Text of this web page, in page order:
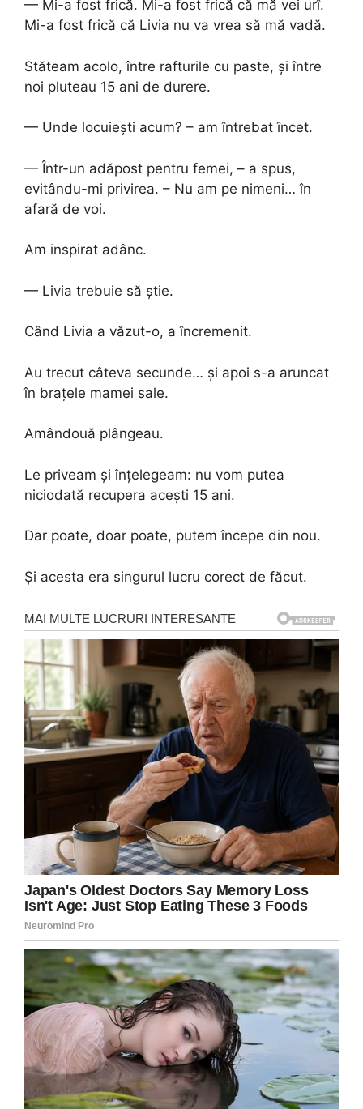
— Mi-a fost frică. Mi-a fost frică că mă vei urî.
Mi-a fost frică că Livia nu va vrea să mă vadă.
Stăteam acolo, între rafturile cu paste, și între
noi pluteau 15 ani de durere.
— Unde locuiești acum? – am întrebat încet.
— Într-un adăpost pentru femei, – a spus,
evitându-mi privirea. – Nu am pe nimeni… în
afară de voi.
Am inspirat adânc.
— Livia trebuie să știe.
Când Livia a văzut-o, a încremenit.
Au trecut câteva secunde… și apoi s-a aruncat
în brațele mamei sale.
Amândouă plângeau.
Le priveam și înțelegeam: nu vom putea
niciodată recupera acești 15 ani.
Dar poate, doar poate, putem începe din nou.
Și acesta era singurul lucru corect de făcut.